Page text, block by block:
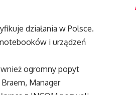
działania w Polsce.
i urządzeń
ogromny popyt
Manager